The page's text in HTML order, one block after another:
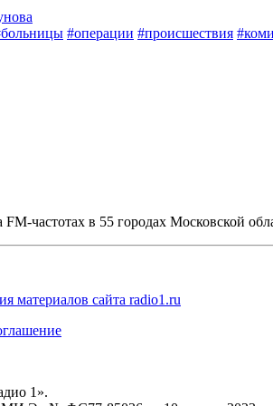
#операции #происшествия
частотах в 55 городах Московской
материалов сайта radio1.ru
1».